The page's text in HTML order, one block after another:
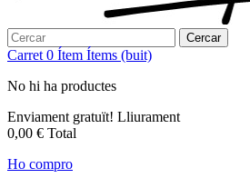
Cercar
Carret 0 Ítem Ítems (buit)
No hi ha productes
Enviament gratuït! Lliurament
0,00 € Total
Ho compro